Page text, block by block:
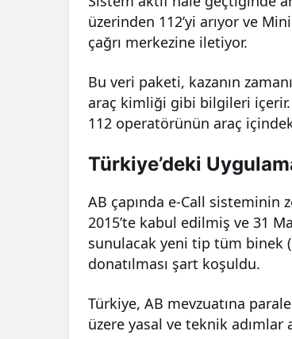
üzerinden 112’yi arıyor ve
çağrı merkezine iletiyor.
Bu veri paketi, kazanın
araç kimliği gibi bilgileri içerir.
112 operatörünün araç
Türkiye’deki
AB çapında e-Call sisteminin
2015’te kabul edilmiş ve 31
sunulacak yeni tip tüm binek
donatılması şart koşuldu.
Türkiye, AB mevzuatına
üzere yasal ve teknik adımlar